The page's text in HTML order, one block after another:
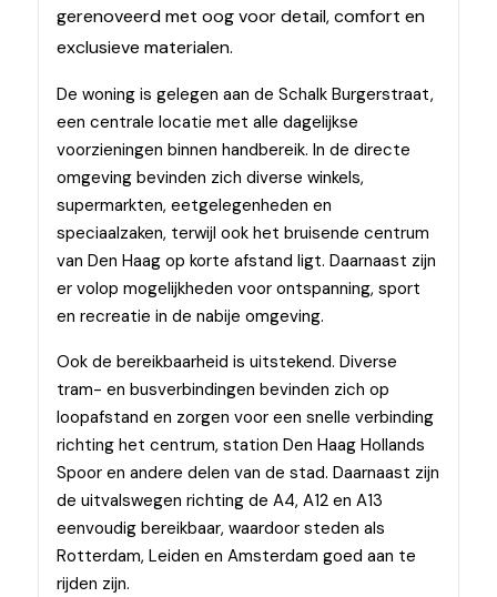
gerenoveerd met oog voor detail, comfort en
exclusieve materialen.
De woning is gelegen aan de Schalk Burgerstraat,
een centrale locatie met alle dagelijkse
voorzieningen binnen handbereik. In de directe
omgeving bevinden zich diverse winkels,
supermarkten, eetgelegenheden en
speciaalzaken, terwijl ook het bruisende centrum
van Den Haag op korte afstand ligt. Daarnaast zijn
er volop mogelijkheden voor ontspanning, sport
en recreatie in de nabije omgeving.
Ook de bereikbaarheid is uitstekend. Diverse
tram- en busverbindingen bevinden zich op
loopafstand en zorgen voor een snelle verbinding
richting het centrum, station Den Haag Hollands
Spoor en andere delen van de stad. Daarnaast zijn
de uitvalswegen richting de A4, A12 en A13
eenvoudig bereikbaar, waardoor steden als
Rotterdam, Leiden en Amsterdam goed aan te
rijden zijn.